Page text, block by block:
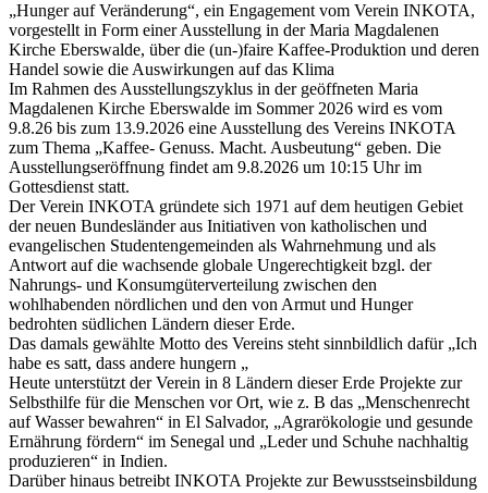
„Hunger auf Veränderung“, ein Engagement vom Verein INKOTA,
vorgestellt in Form einer Ausstellung in der Maria Magdalenen
Kirche Eberswalde, über die (un-)faire Kaffee-Produktion und deren
Handel sowie die Auswirkungen auf das Klima
Im Rahmen des Ausstellungszyklus in der geöffneten Maria
Magdalenen Kirche Eberswalde im Sommer 2026 wird es vom
9.8.26 bis zum 13.9.2026 eine Ausstellung des Vereins INKOTA
zum Thema „Kaffee- Genuss. Macht. Ausbeutung“ geben. Die
Ausstellungseröffnung findet am 9.8.2026 um 10:15 Uhr im
Gottesdienst statt.
Der Verein INKOTA gründete sich 1971 auf dem heutigen Gebiet
der neuen Bundesländer aus Initiativen von katholischen und
evangelischen Studentengemeinden als Wahrnehmung und als
Antwort auf die wachsende globale Ungerechtigkeit bzgl. der
Nahrungs- und Konsumgüterverteilung zwischen den
wohlhabenden nördlichen und den von Armut und Hunger
bedrohten südlichen Ländern dieser Erde.
Das damals gewählte Motto des Vereins steht sinnbildlich dafür „Ich
habe es satt, dass andere hungern „
Heute unterstützt der Verein in 8 Ländern dieser Erde Projekte zur
Selbsthilfe für die Menschen vor Ort, wie z. B das „Menschenrecht
auf Wasser bewahren“ in El Salvador, „Agrarökologie und gesunde
Ernährung fördern“ im Senegal und „Leder und Schuhe nachhaltig
produzieren“ in Indien.
Darüber hinaus betreibt INKOTA Projekte zur Bewusstseinsbildung